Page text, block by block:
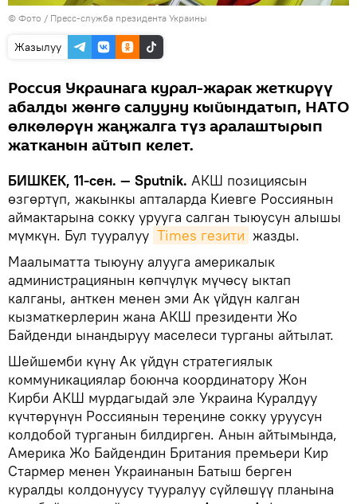
© Фото / Пресс-служба президента Украины
Жазылуу
Россия Украинага курал-жарак жеткирүү
абалды жөнгө салууну кыйындатып, НАТО
өлкөлөрүн жаңжалга түз аралаштырып
жатканын айтып келет.
БИШКЕК, 11-сен. — Sputnik. АКШ позициясын
өзгөртүп, жакынкы апталарда Киевге Россиянын
аймактарына сокку урууга салган тыюусун алышы
мүмкүн. Бул тууралуу Times гезити жазды.
Маалыматта тыюуну алууга америкалык
администрациянын көпчүлүк мүчөсү ыктап
калганы, анткен менен эми Ак үйдүн калган
кызматкерлерин жана АКШ президенти Жо
Байденди ынандыруу маселеси турганы айтылат.
Шейшемби күнү Ак үйдүн стратегиялык
коммуникациялар боюнча координатору Жон
Кирби АКШ мурдагыдай эле Украина Куралдуу
күчтөрүнүн Россиянын тереңине сокку уруусун
колдобой турганын билдирген. Анын айтымында,
Америка Жо Байдендин Британия премьери Кир
Стармер менен Украинанын Батыш берген
куралды колдонуусу тууралуу сүйлөшүү планына